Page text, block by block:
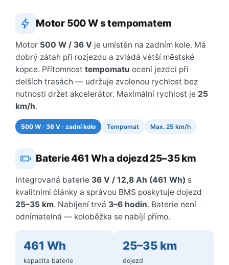
Motor 500 W s tempomatem
Motor 500 W / 36 V je umístěn na zadním kole. Má
dobrý zátah při rozjezdu a zvládá větší městské
kopce. Přítomnost tempomatu ocení jezdci při
delších trasách — udržuje zvolenou rychlost bez
nutnosti držet akcelerátor. Maximální rychlost je 25
km/h.
500 W · 36 V · zadní kolo Tempomat Max. 25 km/h
Baterie 461 Wh a dojezd 25–35 km
Integrovaná baterie 36 V / 12,8 Ah (461 Wh) s
kvalitními články a správou BMS poskytuje dojezd
25–35 km. Nabíjení trvá 3–6 hodin. Baterie není
odnímatelná — koloběžka se nabíjí přímo.
461 Wh
kapacita baterie
25–35 km
dojezd